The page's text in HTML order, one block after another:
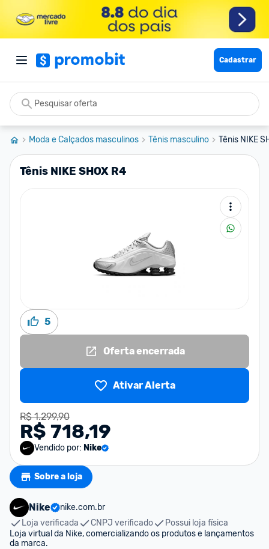
Cadastrar
Moda e Calçados masculinos Tênis masculino Tênis NIKE
Tênis NIKE SHOX R4
5
Oferta encerrada
Ativar Alerta
R$ 1.299,90
R$ 718,19
Vendido por: Nike
Sobre a loja
Nike
nike.com.br
Loja verificada
CNPJ verificado
Possui loja física
Loja virtual da Nike, comercializando os produtos e lançamentos
da marca.